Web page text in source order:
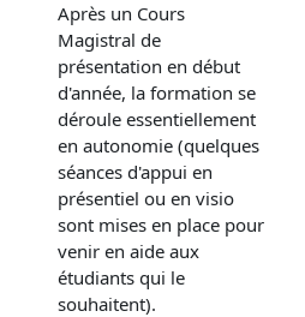
Après un Cours
Magistral de
présentation en début
d'année, la formation se
déroule essentiellement
en autonomie (quelques
séances d'appui en
présentiel ou en visio
sont mises en place pour
venir en aide aux
étudiants qui le
souhaitent).